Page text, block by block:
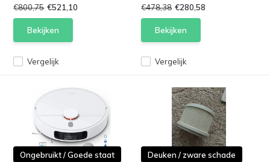
Vergelijk
€800,75 €521,10
Bekijken
Vergelijk
€478,38 €280,58
Bekijken
Ongebruikt / Goede staat Deuken / zware schade